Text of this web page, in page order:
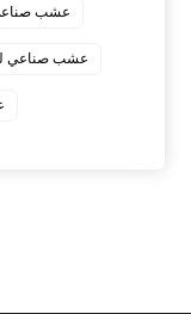
عشب
عشب صناعي